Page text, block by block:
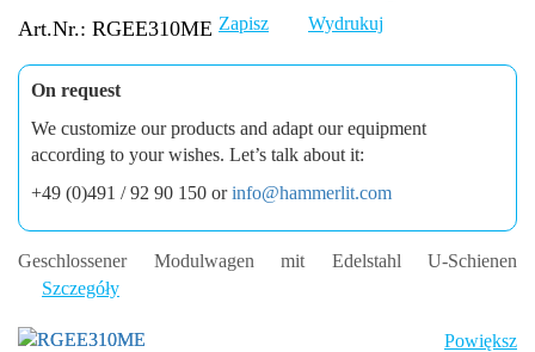
Art.Nr.: RGEE310ME Zapisz Wydrukuj
On request
We customize our products and adapt our equipment
according to your wishes. Let’s talk about it:
+49 (0)491 / 92 90 150 orinfo@hammerlit.com
Geschlossener Modulwagen mit Edelstahl U-Schienen
Szczegóły
Powiększ